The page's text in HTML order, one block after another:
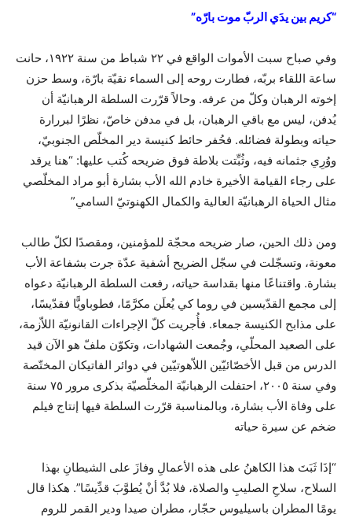
“كريم بين يدَي الربّ موت بارّه”
وفي صباح سبت الأموات الواقع في ٢٢ شباط من سنة ١٩٢٢، حانت
ساعة اللقاء بربّه، فطارت روحه إلى السماء نقيّة بارّة، وسط حزن
إخوته الرهبان وكلّ من عرفه. وحالاً قرّرت السلطة الرهبانيّة أن
يُدفن، ليس مع باقي الرهبان، بل في مدفن خاصّ، نظرًا لبررارة
حياته وبطولة فضائله. فحُفر حائط كنيسة دير المخلّص الجنوبيّ،
ووُرِي جثمانه فيه، وثُبِّتت بلاطة فوق ضريحه كُتب عليها: “هنا يرقد
على رجاء القيامة الأخيرة خادم الله الأب بشارة أبو مراد المخلّصي
مثال الحياة الرهبانيّة العالية والكمال الكهنوتيّ السامي”
ومن ذلك الحين، صار ضريحه محجّة للمؤمنين، ومقصدًا لكلّ طالب
معونة، وتسجّلت في سجّل الضريح أشفية عدّة جرت بشفاعة الأب
بشارة. واقتناعًا منها بقداسة حياته، رفعت السلطة الرهبانيّة دعواه
إلى مجمع القدّيسين في روما كي يُعلَن مكرَّمًا، فطوباويًّا فقدّيسًا،
على مذابح الكنيسة جمعاء. فأُجريت كلّ الإجراءات القانونيّة اللاّزمة،
على الصعيد المحلّي، وجُمعت الشهادات، وتكوّن ملفّ هو الآن قيد
الدرس من قبل الأخصّائيّين اللاّهوتيّين في دوائر الفاتيكان المختّصة
وفي سنة ٢٠٠٥، احتفلت الرهبانيّة المخلّصيّة بذكرى مرور ٧٥ سنة
على وفاة الأب بشارة، وبالمناسبة قرّرت السلطة فيها إنتاج فيلم
ضخم عن سيرة حياته
“إذَا ثَبَتَ هذا الكاهنُ على هذه الأعمالِ وفازَ على الشيطانِ بهذا
السلاح، سلاحِ الصليبِ والصلاة، فلا بُدَّ أنْ يُطوَّبَ قدِّيسًا”. هكذا قال
يومًا المطران باسيليوس حجّار، مطران صيدا ودير القمر للروم